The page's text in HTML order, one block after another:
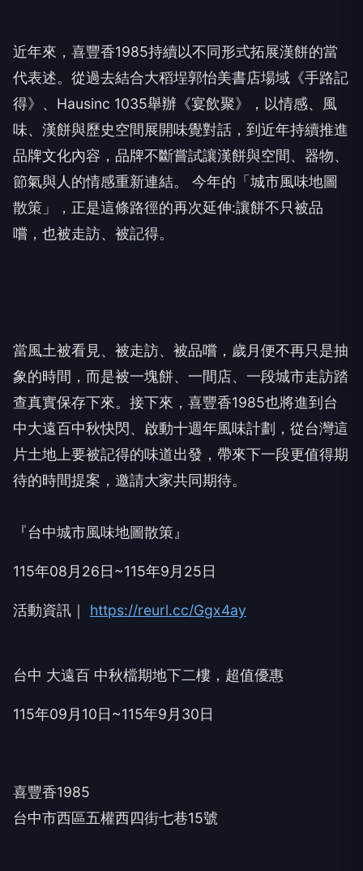
近年來，喜豐香1985持續以不同形式拓展漢餅的當
代表述。從過去結合大稻埕郭怡美書店場域《手路記
得》、 Hausinc 1035舉辦《宴飲聚》，以情感、風
味、漢餅與歷史空間展開味覺對話，到近年持續推進
品牌文化內容，品牌不斷嘗試讓漢餅與空間、器物、
節氣與人的情感重新連結。 今年的「城市風味地圖
散策」，正是這條路徑的再次延伸:讓餅不只被品
嚐，也被走訪、被記得。
當風土被看見、被走訪、被品嚐，歲月便不再只是抽
象的時間，而是被一塊餅、一間店、一段城市走訪踏
查真實保存下來。接下來，喜豐香1985也將進到台
中大遠百中秋快閃、啟動十週年風味計劃，從台灣這
片土地上要被記得的味道出發，帶來下一段更值得期
待的時間提案，邀請大家共同期待。
『台中城市風味地圖散策』
115年08 月 26日~115年9 月 25日
活動資訊｜ https://reurl.cc/Ggx4ay
台中 大遠百 中秋檔期地下二樓，超值優惠
115年09 月 10日~115年9 月 30日
喜豐香1985
台中市西區五權西四街七巷15號